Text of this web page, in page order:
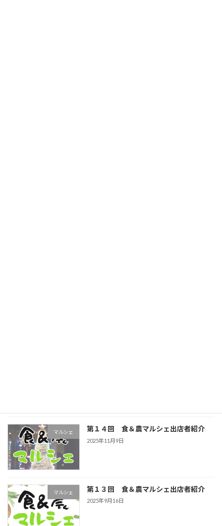
マルシェ 第１４回 食＆農マルシェ出店者紹介
2025年11月9日
マルシェ 第１３回 食＆農マルシェ出店者紹介
2025年9月16日